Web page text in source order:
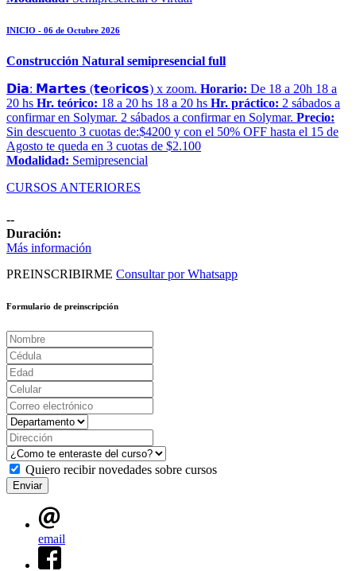
INICIO - 06 de Octubre 2026
Construcción Natural semipresencial full
𝗗𝗶𝗮: 𝗠𝗮𝗿𝘁𝗲𝘀 (𝘁𝗲o𝗿𝗶𝗰𝗼𝘀) x zoom. Horario: De 18 a 20h 18 a
20 hs Hr. teórico: 18 a 20 hs 18 a 20 hs Hr. práctico: 2 sábados a
confirmar en Solymar. 2 sábados a confirmar en Solymar. Precio:
Sin descuento 3 cuotas de:$4200 y con el 50% OFF hasta el 15 de
Agosto te queda en 3 cuotas de $2.100
Modalidad: Semipresencial
CURSOS ANTERIORES
--
Duración:
Más información
PREINSCRIBIRME Consultar por Whatsapp
Formulario de preinscripción
Quiero recibir novedades sobre cursos
Enviar
email